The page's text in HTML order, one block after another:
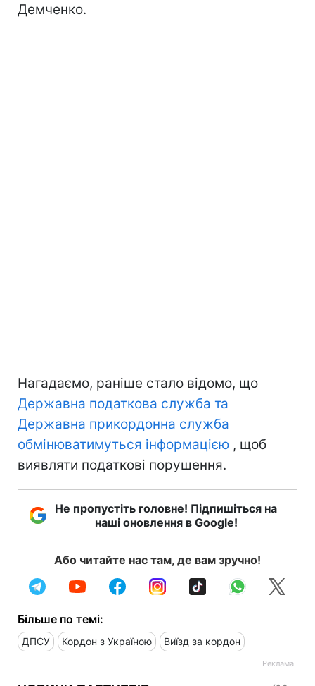
Демченко.
Нагадаємо, раніше стало відомо, що
Державна податкова служба та
Державна прикордонна служба
обмінюватимуться інформацією , щоб
виявляти податкові порушення.
Не пропустіть головне! Підпишіться на
наші оновлення в Google!
Або читайте нас там, де вам зручно!
Більше по темі:
ДПСУ Кордон з Україною Виїзд за кордон